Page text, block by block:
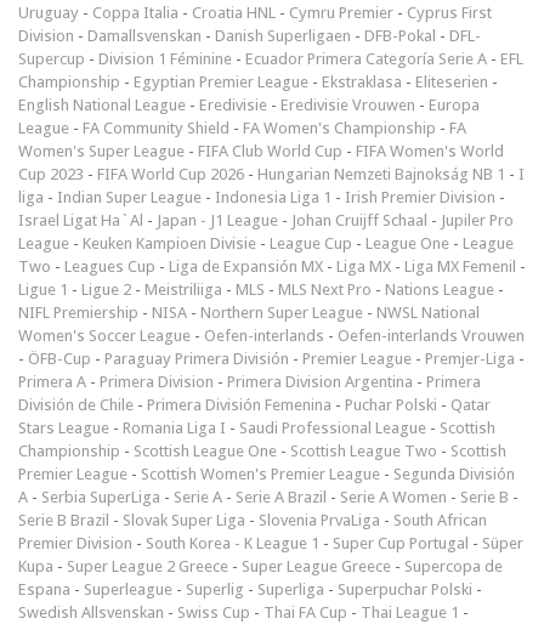
Uruguay - Coppa Italia - Croatia HNL - Cymru Premier - Cyprus First
Division - Damallsvenskan - Danish Superligaen - DFB-Pokal - DFL-
Supercup - Division 1 Féminine - Ecuador Primera Categoría Serie A - EFL
Championship - Egyptian Premier League - Ekstraklasa - Eliteserien -
English National League - Eredivisie - Eredivisie Vrouwen - Europa
League - FA Community Shield - FA Women's Championship - FA
Women's Super League - FIFA Club World Cup - FIFA Women's World
Cup 2023 - FIFA World Cup 2026 - Hungarian Nemzeti Bajnokság NB 1 - I
liga - Indian Super League - Indonesia Liga 1 - Irish Premier Division -
Israel Ligat Ha`Al - Japan - J1 League - Johan Cruijff Schaal - Jupiler Pro
League - Keuken Kampioen Divisie - League Cup - League One - League
Two - Leagues Cup - Liga de Expansión MX - Liga MX - Liga MX Femenil -
Ligue 1 - Ligue 2 - Meistriliiga - MLS - MLS Next Pro - Nations League -
NIFL Premiership - NISA - Northern Super League - NWSL National
Women's Soccer League - Oefen-interlands - Oefen-interlands Vrouwen
- ÖFB-Cup - Paraguay Primera División - Premier League - Premjer-Liga -
Primera A - Primera Division - Primera Division Argentina - Primera
División de Chile - Primera División Femenina - Puchar Polski - Qatar
Stars League - Romania Liga I - Saudi Professional League - Scottish
Championship - Scottish League One - Scottish League Two - Scottish
Premier League - Scottish Women's Premier League - Segunda División
A - Serbia SuperLiga - Serie A - Serie A Brazil - Serie A Women - Serie B -
Serie B Brazil - Slovak Super Liga - Slovenia PrvaLiga - South African
Premier Division - South Korea - K League 1 - Super Cup Portugal - Süper
Kupa - Super League 2 Greece - Super League Greece - Supercopa de
Espana - Superleague - Superlig - Superliga - Superpuchar Polski -
Swedish Allsvenskan - Swiss Cup - Thai FA Cup - Thai League 1 -